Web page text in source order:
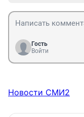
Гость
Войти
Новости СМИ2